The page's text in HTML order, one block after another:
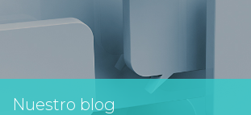
Nuestro blog